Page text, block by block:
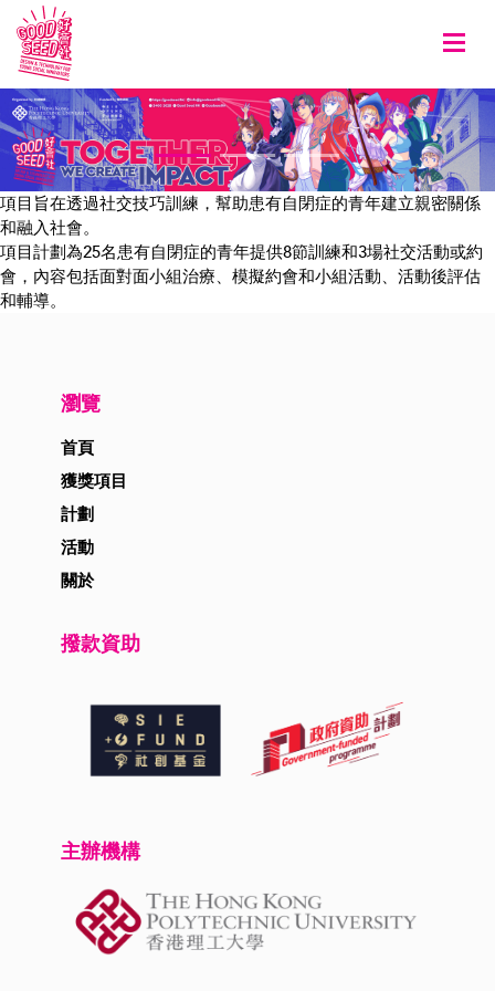
項目旨在透過社交技巧訓練，幫助患有自閉症的青年建立親密關係
和融入社會。
項目計劃為25名患有自閉症的青年提供8節訓練和3場社交活動或約
會，內容包括面對面小組治療、模擬約會和小組活動、活動後評估
和輔導。
瀏覽
首頁
獲獎項目
計劃
活動
關於
撥款資助
主辦機構